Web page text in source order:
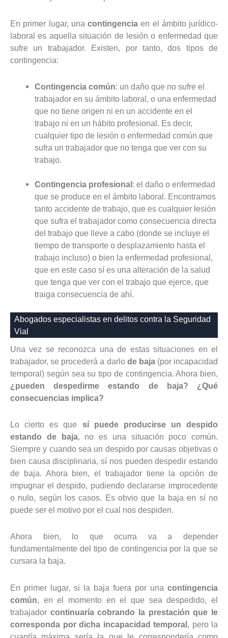
En primer lugar, una contingencia en el ámbito jurídico-
laboral es aquella situación de lesión o enfermedad que
sufre un trabajador. Existen, por tanto, dos tipos de
contingencia:
Contingencia común: un daño que no sufre el
trabajador en su ámbito laboral, o una enfermedad
que no tiene origen ni en un accidente en el
trabajo ni en un hábito profesional. Es decir,
cualquier tipo de lesión o enfermedad común que
sufra un trabajador que no tenga que ver con su
trabajo.
Contingencia profesional: el daño o enfermedad
que se produce en el ámbito laboral. Encontramos
tanto accidente de trabajo, que es cualquier lesión
que sufra el trabajador como consecuencia directa
del trabajo que lleve a cabo (donde se incluye el
tiempo de transporte o desplazamiento hasta el
trabajo incluso) o bien la enfermedad profesional,
que en este caso sí es una alteración de la salud
que tenga que ver con el trabajo que ejerce, que
traiga consecuencia de ahí.
Abogados especialistas en delitos contra la Seguridad
Vial
Una vez se reconozca una de estas situaciones en el
trabajador, se procederá a darlo de baja (por incapacidad
temporal) según sea su tipo de contingencia. Ahora bien,
¿pueden despedirme estando de baja? ¿Qué
consecuencias implica?
Lo cierto es que sí puede producirse un despido
estando de baja, no es una situación poco común.
Siempre y cuando sea un despido por causas objetivas o
bien causa disciplinaria, sí nos pueden despedir estando
de baja. Ahora bien, el trabajador tiene la opción de
impugnar el despido, pudiendo declararse improcedente
o nulo, según los casos. Es obvio que la baja en sí no
puede ser el motivo por el cual nos despiden.
Ahora bien, lo que ocurra va a depender
fundamentalmente del tipo de contingencia por la que se
cursara la baja.
En primer lugar, si la baja fuera por una contingencia
común , en el momento en el que sea despedido, el
trabajador continuaría cobrando la prestación que le
corresponda por dicha incapacidad temporal , pero la